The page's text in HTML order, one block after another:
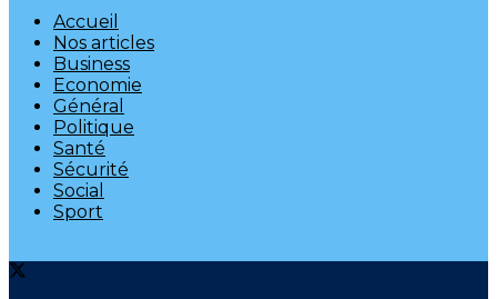
Accueil
Nos articles
Business
Economie
Général
Politique
Santé
Sécurité
Social
Sport